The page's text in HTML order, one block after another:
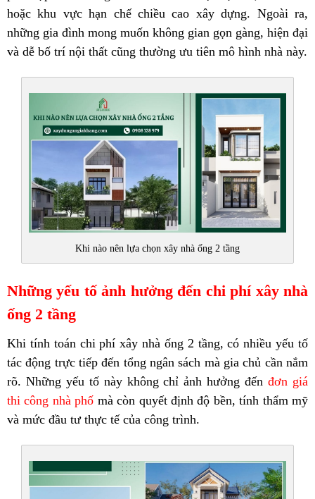
hoặc khu vực hạn chế chiều cao xây dựng. Ngoài ra,
những gia đình mong muốn không gian gọn gàng, hiện đại
và dễ bố trí nội thất cũng thường ưu tiên mô hình nhà này.
Khi nào nên lựa chọn xây nhà ống 2 tầng
Những yếu tố ảnh hưởng đến chi phí xây nhà
ống 2 tầng
Khi tính toán chi phí xây nhà ống 2 tầng, có nhiều yếu tố
tác động trực tiếp đến tổng ngân sách mà gia chủ cần nắm
rõ. Những yếu tố này không chỉ ảnh hưởng đếnđơn giá
thi công nhà phố mà còn quyết định độ bền, tính thẩm mỹ
và mức đầu tư thực tế của công trình.